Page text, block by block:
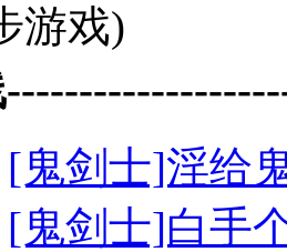
游戏)
[鬼剑士]淫给
[鬼剑士]白手